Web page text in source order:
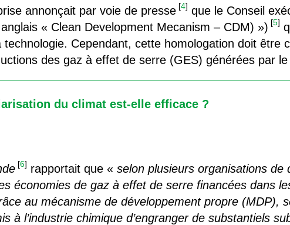
annonçait par voie de presse [4] que le Conseil
« Clean Development Mecanism – CDM) ») [5]
technologie. Cependant, cette homologation doit être
des gaz à effet de serre (GES) générées par le
du climat est-elle efficace ?
[6] rapportait que «selon plusieurs organisations de
économies de gaz à effet de serre financées dans
au mécanisme de développement propre (MDP),
à l’industrie chimique d’engranger de substantiels